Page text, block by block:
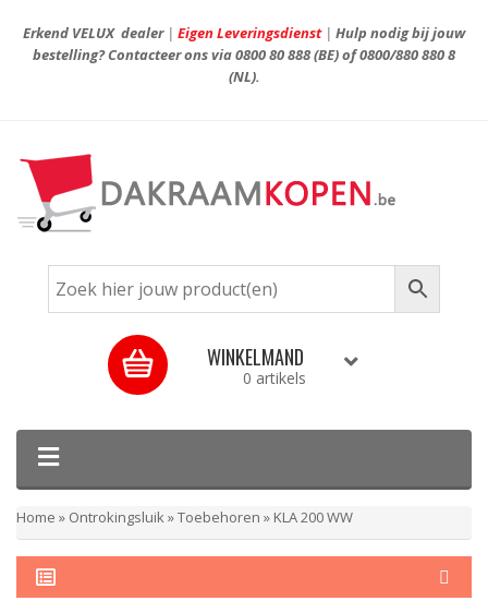
Erkend VELUX dealer| Eigen Leveringsdienst| Hulp nodig bij jouw
bestelling? Contacteer ons via0800 80 888(BE) of0800/880 880 8
(NL).
WINKELMAND
0 artikels
Home » Ontrokingsluik»Toebehoren » KLA 200 WW